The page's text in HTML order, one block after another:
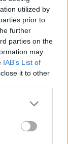
utilized by
prior to
further
parties on the
may
IAB’s List of
it to other